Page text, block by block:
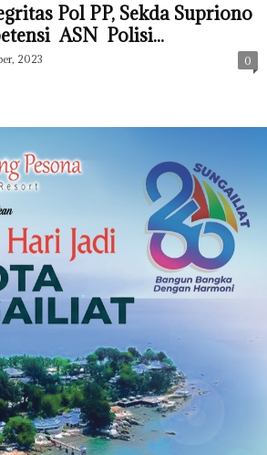
Pol PP, Sekda Supriono
ASN Polisi...
2023 0